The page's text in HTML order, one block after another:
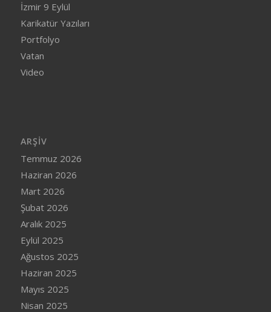
İzmir 9 Eylül
Karikatür Yazıları
Portfolyo
Vatan
Video
ARŞIV
Temmuz 2026
Haziran 2026
Mart 2026
Şubat 2026
Aralık 2025
Eylül 2025
Ağustos 2025
Haziran 2025
Mayıs 2025
Nisan 2025